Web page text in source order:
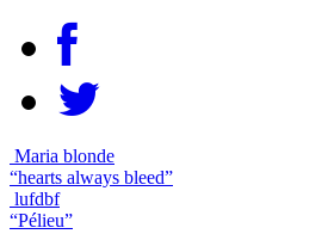
Maria blonde
“hearts always bleed”
lufdbf
“Pélieu”